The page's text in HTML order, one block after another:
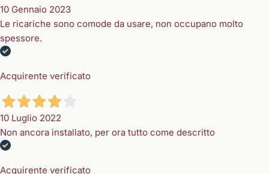
10 Gennaio 2023
Le ricariche sono comode da usare, non occupano molto
spessore.
Acquirente verificato
10 Luglio 2022
Non ancora installato, per ora tutto come descritto
Acquirente verificato